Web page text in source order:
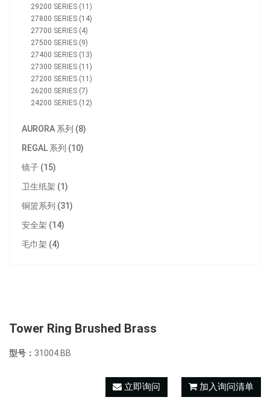
29200 SERIES (11)
27800 SERIES (14)
27700 SERIES (4)
27500 SERIES (9)
27400 SERIES (13)
27300 SERIES (11)
27200 SERIES (11)
26200 SERIES (7)
24200 SERIES (12)
AURORA 系列 (8)
REGAL 系列 (10)
镜子 (15)
卫生纸架 (1)
铜篮系列 (31)
安全架 (14)
毛巾架 (4)
Tower Ring Brushed Brass
型号： 31004.BB
立即询问 加入询问清单